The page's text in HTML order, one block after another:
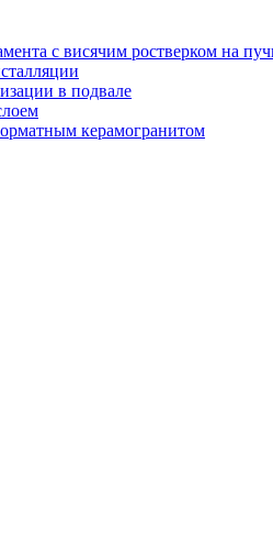
с висячим ростверком на
в подвале
керамогранитом